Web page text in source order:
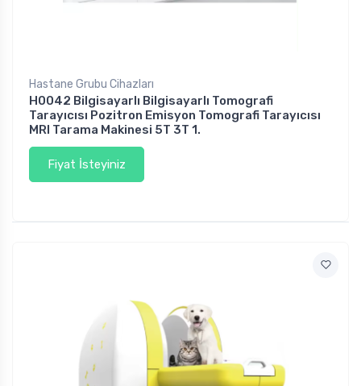
Hastane Grubu Cihazları
H0042 Bilgisayarlı Bilgisayarlı Tomografi
Tarayıcısı Pozitron Emisyon Tomografi Tarayıcısı
MRI Tarama Makinesi 5T 3T 1.
Fiyat İsteyiniz